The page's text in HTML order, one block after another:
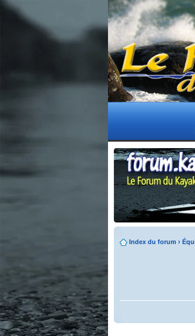
Index du forum ›